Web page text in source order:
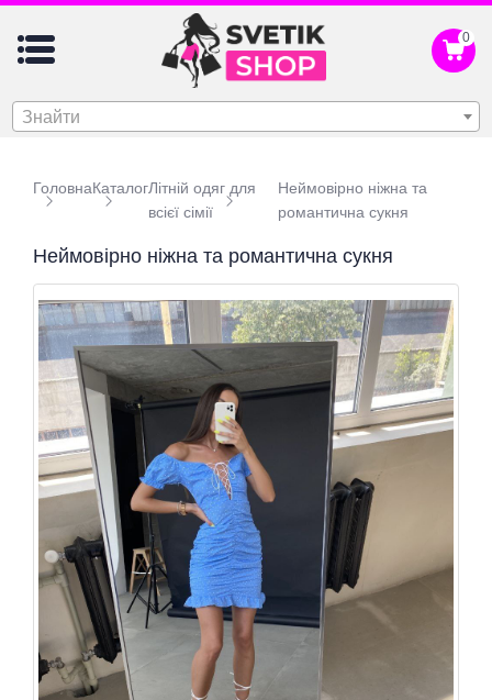
0
Знайти
ГоловнаКаталогЛітній одяг для
всієї сімії
Неймовірно ніжна та
романтична сукня
Неймовірно ніжна та романтична сукня